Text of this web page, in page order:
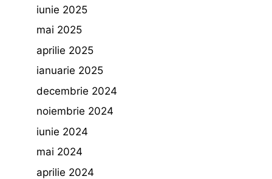
iunie 2025
mai 2025
aprilie 2025
ianuarie 2025
decembrie 2024
noiembrie 2024
iunie 2024
mai 2024
aprilie 2024